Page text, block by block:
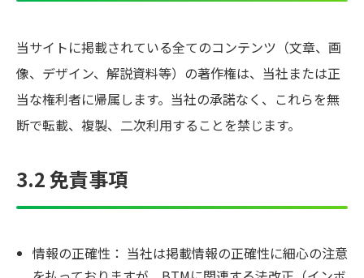
当サイトに掲載されている全てのコンテンツ（文章、画
像、デザイン、解説資料等）の著作権は、当社または正
当な権利者に帰属します。当社の承諾なく、これらを無
断で転載、複製、二次利用することを禁じます。
3.2 免責事項
情報の正確性： 当社は掲載情報の正確性に細心の注意